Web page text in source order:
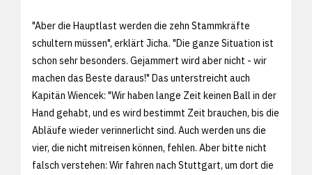
"Aber die Hauptlast werden die zehn Stammkräfte
schultern müssen", erklärt Jicha. "Die ganze Situation ist
schon sehr besonders. Gejammert wird aber nicht - wir
machen das Beste daraus!" Das unterstreicht auch
Kapitän Wiencek: "Wir haben lange Zeit keinen Ball in der
Hand gehabt, und es wird bestimmt Zeit brauchen, bis die
Abläufe wieder verinnerlicht sind. Auch werden uns die
vier, die nicht mitreisen können, fehlen. Aber bitte nicht
falsch verstehen: Wir fahren nach Stuttgart, um dort die